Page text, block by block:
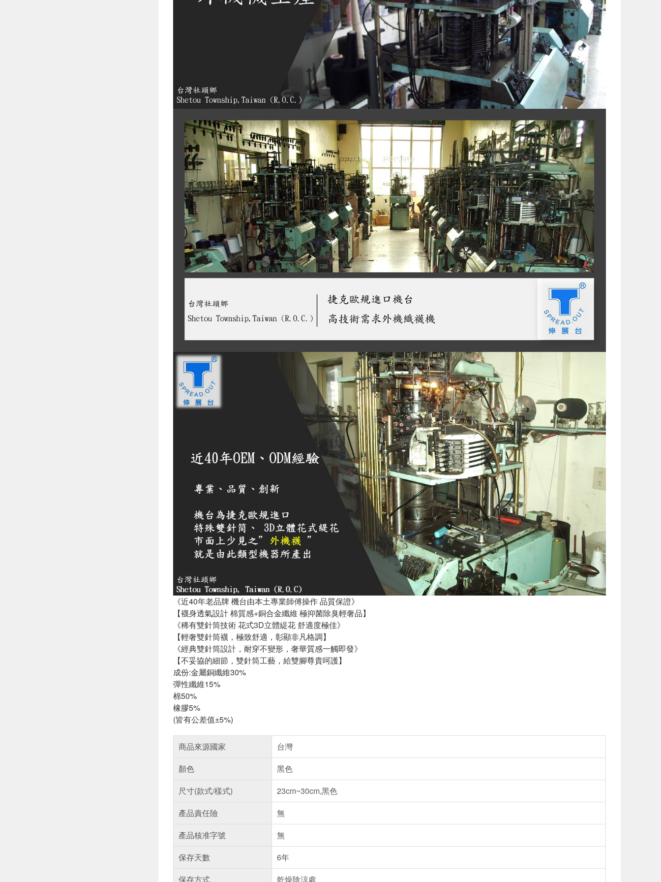
《近40年老品牌 機台由本土專業師傅操作 品質保證》
【襪身透氣設計 棉質感+銅合金纖維 極抑菌除臭輕奢品】
《稀有雙針筒技術 花式3D立體緹花 舒適度極佳》
【輕奢雙針筒襪，極致舒適，彰顯非凡格調】
《經典雙針筒設計，耐穿不變形，奢華質感一觸即發》
【不妥協的細節，雙針筒工藝，給雙腳尊貴呵護】
成份:金屬銅纖維30%
彈性纖維15%
棉50%
橡膠5%
(皆有公差值±5%)
商品來源國家
台灣
顏色
黑色
尺寸(款式/樣式)
23cm~30cm,黑色
產品責任險
無
產品核准字號
無
保存天數
6年
保存方式
乾燥陰涼處